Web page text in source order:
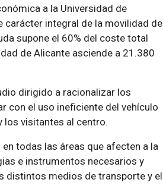
a la Universidad de
carácter integral de la movilidad de
supone el 60% del coste total
de Alicante asciende a 21.380
dirigido a racionalizar los
con el uso ineficiente del vehículo
los visitantes al centro.
todas las áreas que afecten a la
e instrumentos necesarios y
distintos medios de transporte y el